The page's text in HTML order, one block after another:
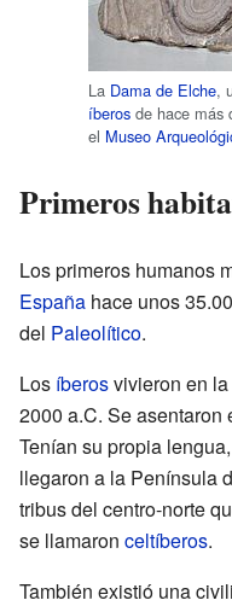
La Dama de Elche,
íberos de hace más
el Museo
Primeros
Los primeros humanos
España hace unos
del Paleolítico.
Los íberosvivieron en
2000 a.C. Se asentaron
Tenían su propia
llegaron a la Península
tribus del centro-norte
se llamaron celtíberos.
También existió una